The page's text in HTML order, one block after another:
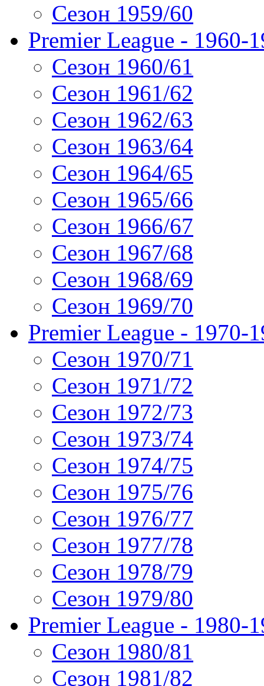
Сезон 1959/60
Premier League - 1960-
Сезон 1960/61
Сезон 1961/62
Сезон 1962/63
Сезон 1963/64
Сезон 1964/65
Сезон 1965/66
Сезон 1966/67
Сезон 1967/68
Сезон 1968/69
Сезон 1969/70
Premier League - 1970-
Сезон 1970/71
Сезон 1971/72
Сезон 1972/73
Сезон 1973/74
Сезон 1974/75
Сезон 1975/76
Сезон 1976/77
Сезон 1977/78
Сезон 1978/79
Сезон 1979/80
Premier League - 1980-
Сезон 1980/81
Сезон 1981/82